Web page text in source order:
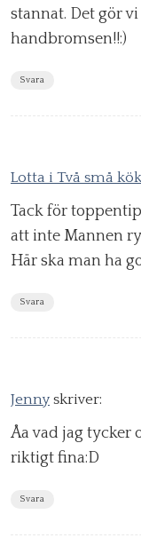
stannat. Det gör
handbromsen!!:)
Svara
Lotta i Två små kök
Tack för
att inte Mannen
Här ska man ha
Svara
Jenny skriver:
Åa vad jag tycker
riktigt fina:D
Svara